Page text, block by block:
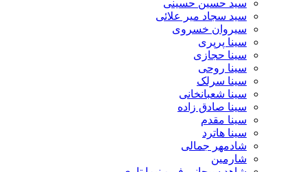
سید حسین حسینى
سید سجاد میر علائی
سیروان خسروی
سینا پرپری
سینا حجازی
سینا روحی
سینا سرلک
سینا شعبانخانی
سینا صادق زاده
سینا مقدم
سینا هاترد
شادمهر جمالی
شارمین